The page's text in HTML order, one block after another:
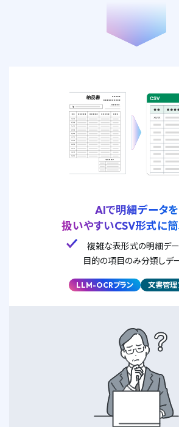
AIで明細データを
扱いやすいCSV形式に
複雑な表形式の明細デ
目的の項目のみ分類しデ
LLM-OCRプラン 文書管理